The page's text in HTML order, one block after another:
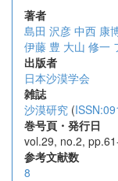
著者
島田 沢彦 中西 康
伊藤 豊 大山 修一
出版者
日本沙漠学会
雑誌
沙漠研究 (
巻号頁・発行日
vol.29, no.2,
参考文献数
8